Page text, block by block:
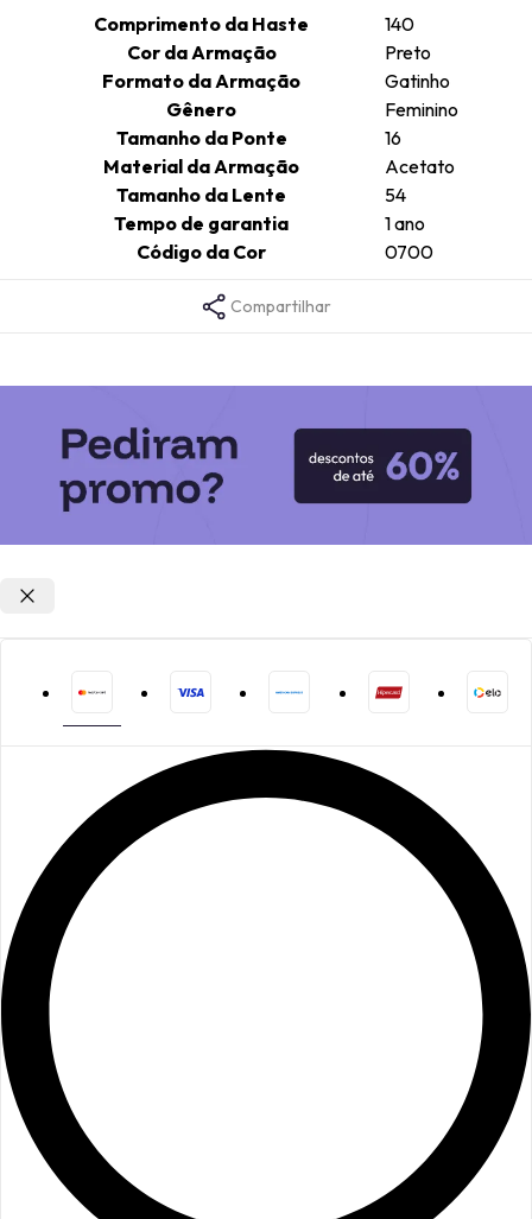
Comprimento da Haste
140
Cor da Armação
Preto
Formato da Armação
Gatinho
Gênero
Feminino
Tamanho da Ponte
16
Material da Armação
Acetato
Tamanho da Lente
54
Tempo de garantia
1 ano
Código da Cor
0700
Compartilhar